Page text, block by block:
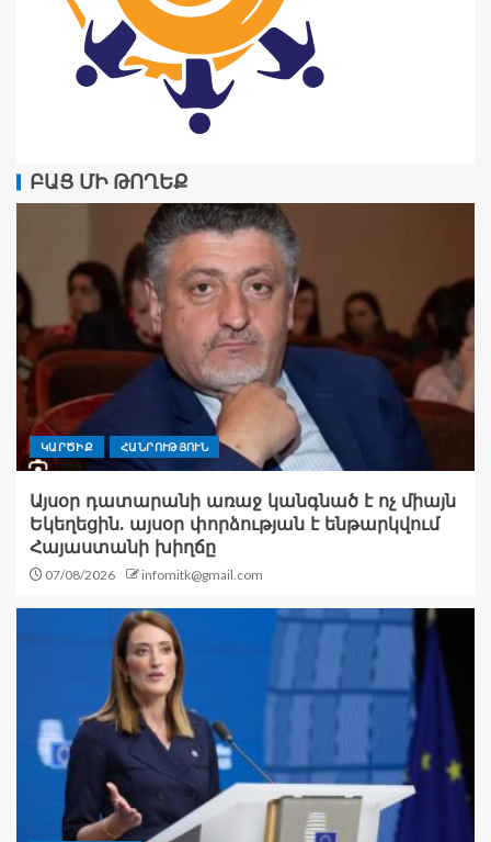
ԲԱՑ ՄԻ ԹՈՂԵՔ
ԿԱՐԾԻՔ ՀԱՆՐՈՒԹՅՈՒՆ
Այսօր դատարանի առաջ կանգնած է ոչ միայն
Եկեղեցին. այսօր փորձության է ենթարկվում
Հայաստանի խիղճը
07/08/2026 infomitk@gmail.com